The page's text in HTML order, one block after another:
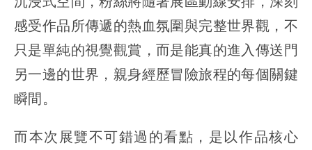
感受作品所傳遞的熱血氛圍與完整世界觀，不
只是單純的視覺觀賞，而是能真的進入傳送門
另一邊的世界，親身經歷冒險旅程的每個關鍵
瞬間。
而本次展覽不可錯過的看點，是以作品核心